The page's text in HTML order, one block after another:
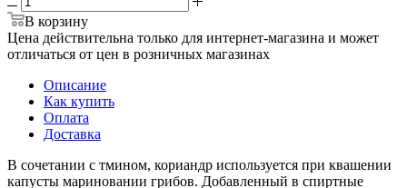
В корзину
Цена действительна только для интернет-магазина и может
отличаться от цен в розничных магазинах
Описание
Как купить
Оплата
Доставка
В сочетании с тмином, кориандр используется при квашении
капусты мариновании грибов. Добавленный в спиртные